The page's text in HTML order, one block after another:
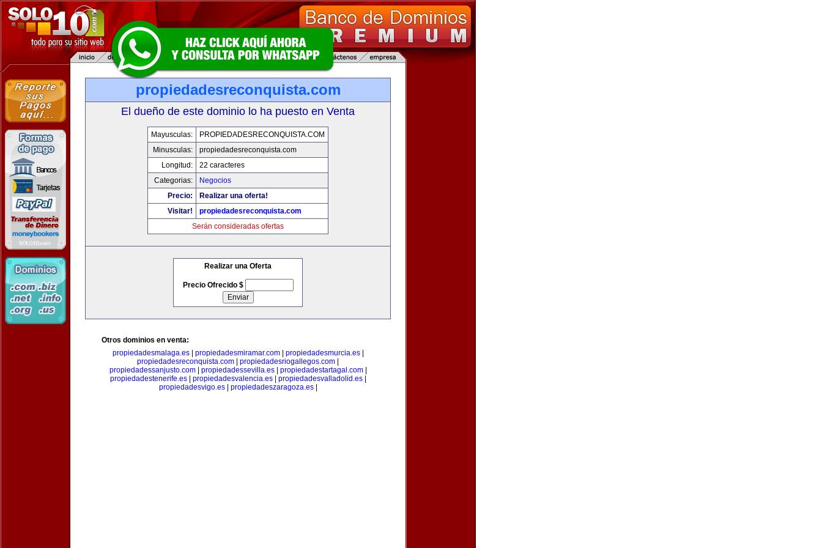
propiedadesreconquista.com
El dueño de este dominio lo ha puesto en Venta
Mayusculas:
PROPIEDADESRECONQUISTA.COM
Minusculas:
propiedadesreconquista.com
Longitud:
22 caracteres
Categorias:
Negocios
Precio:
Realizar una oferta!
Visitar!
propiedadesreconquista.com
Serán consideradas ofertas
Realizar una Oferta
Precio Ofrecido $
Otros dominios en venta:
propiedadesmalaga.es| propiedadesmiramar.com| propiedadesmurcia.es|
propiedadesreconquista.com
propiedadesriogallegos.com
propiedadessanjusto.com| propiedadessevilla.es| propiedadestartagal.com|
propiedadestenerife.es| propiedadesvalencia.es| propiedadesvalladolid.es|
propiedadesvigo.es| propiedadeszaragoza.es|